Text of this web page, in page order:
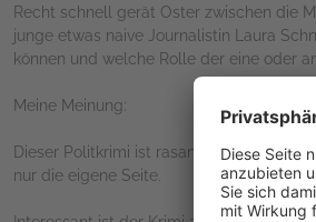
Recht schnell gerät Oster zwischen die
junge etwas naive Journalistin Laura
können und welche Rolle der eine oder
Meine Meinung:
Dieser Politkrimi ist rasant und lässt
nur die eigene Seite.